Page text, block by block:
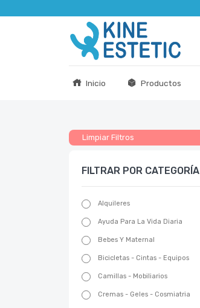
Inicio Productos
Limpiar Filtros
FILTRAR POR CATEGORÍA
Alquileres
Ayuda Para La Vida Diaria
Bebes Y Maternal
Bicicletas - Cintas - Equipos
Camillas - Mobiliarios
Cremas - Geles - Cosmiatria